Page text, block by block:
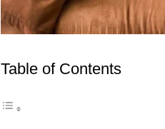
Table of Contents